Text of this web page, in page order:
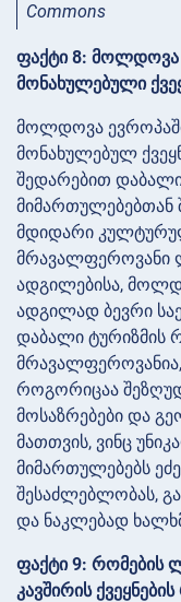
Commons
ფაქტი 8: მოლდოვა
მონახულებული
მოლდოვა
მონახულებულ
შედარებით
მიმართულებებთან
მდიდარი
მრავალფეროვანი
ადგილებისა,
ადგილად ბევრი
დაბალი ტურიზმის
როგორიცაა
მოსაზრებები და
მათთვის, ვინც
მიმართულებებს
შესაძლებლობას,
და ნაკლებად
ფაქტი 9: რომების
კავშირის